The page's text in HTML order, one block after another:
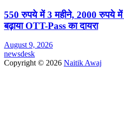
550 रुपये में 3 महीने, 2000 रुपये में
बढ़ाया OTT-Pass का दायरा
August 9, 2026
newsdesk
Copyright © 2026 Naitik Awaj